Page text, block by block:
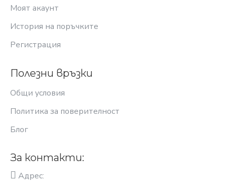
Моят акаунт
История на поръчките
Регистрация
Полезни връзки
Общи условия
Политика за поверителност
Блог
За контакти:
Адрес: